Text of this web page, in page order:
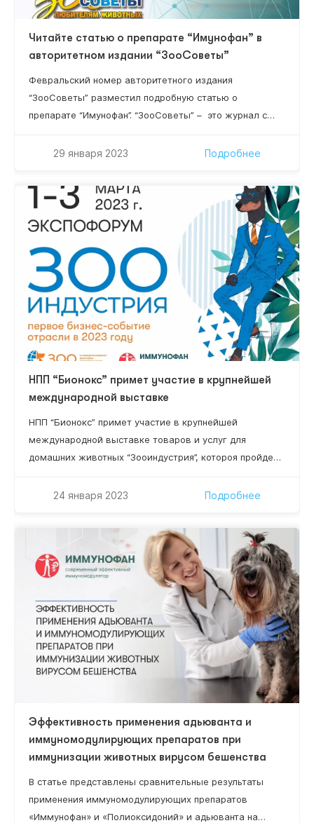
Читайте статью о препарате “Имунофан” в
авторитетном издании “ЗооСоветы”
Февральский номер авторитетного издания
“ЗооСоветы” разместил подробную статью о
препарате “Имунофан”. “ЗооСоветы” – это журнал с
любителей домашних животных. В нем рекомендации
все сотрудники издания имеют специальное
образование и большинство — кандидатские степени.
Читайте статью о препарате “Имунофан” уже 15
29 января 2023 Подробнее
НПП “Бионокс” примет участие в крупнейшей
международной выставке
НПП “Бионокс” примет участие в крупнейшей
международной выставке товаров и услуг для
домашних животных “Зооиндустрия”, котороя пройдет
“ЭКСПОФОРУМ” в Санкт-Петербурге. Масшатабное
100 участников, 4 000 специалистов, 9 000 м2
площадь экспозиций! Номер стенда участника
выставки ООО НПП “Бионокс” – С1.
24 января 2023 Подробнее
Эффективность применения адьюванта и
иммуномодулирующих препаратов при
иммунизации животных вирусом бешенства
В статье представлены сравнительные результаты
применения иммуномодулирующих препаратов
«Иммунофан» и «Полиоксидоний» и адьюванта на